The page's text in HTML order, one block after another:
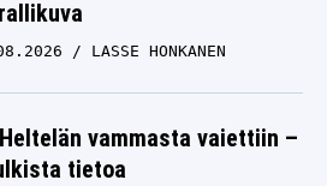
LASSE HONKANEN
vammasta vaiettiin –
tietoa